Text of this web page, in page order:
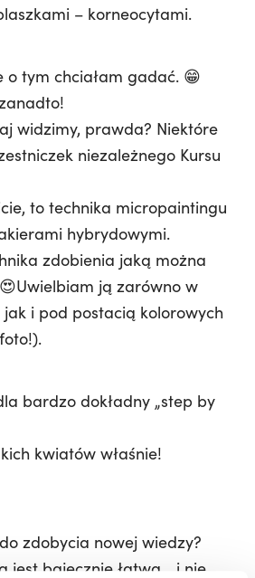
– korneocytami.
o tym chciałam gadać. 😁
widzimy, prawda? Niektóre
niezależnego Kursu
to technika micropaintingu
hybrydowymi.
zdobienia jaką można
ją zarówno w
jak i pod postacią kolorowych
bardzo dokładny „step by
kwiatów właśnie!
zdobycia nowej wiedzy?
jest bajecznie łatwa… i nie